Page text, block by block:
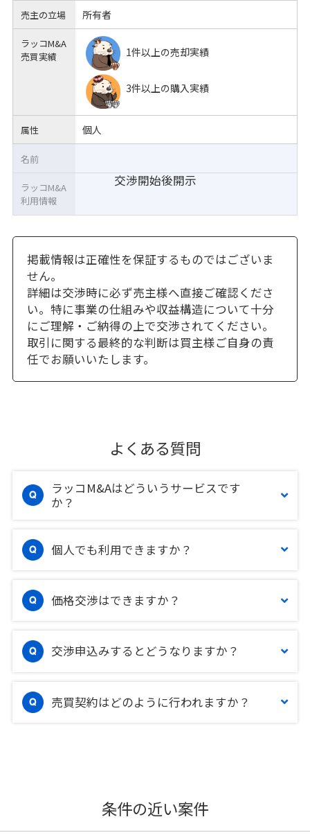
売主の立場 所有者
ラッコM&A
売買実績
1件以上の売却実績
3件以上の購入実績
属性 個人
交渉開始後開示
名前
ラッコM&A
利用情報
掲載情報は正確性を保証するものではございま
せん。
詳細は交渉時に必ず売主様へ直接ご確認くださ
い。特に事業の仕組みや収益構造について十分
にご理解・ご納得の上で交渉されてください。
取引に関する最終的な判断は買主様ご自身の責
任でお願いいたします。
よくある質問
ラッコM&Aはどういうサービスです
か？
個人でも利用できますか？
価格交渉はできますか？
交渉申込みするとどうなりますか？
売買契約はどのように行われますか？
条件の近い案件